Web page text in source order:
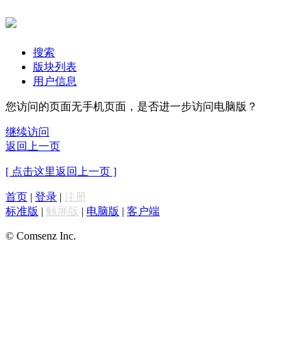
搜索
版块列表
用户信息
您访问的页面无手机页面，是否进一步访问电脑版？
继续访问
返回上一页
[ 点击这里返回上一页 ]
首页 | 登录 | 注册
标准版 | 触屏版 | 电脑版 | 客户端
© Comsenz Inc.